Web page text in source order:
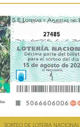
27485
SORTEO DE LOTERIA NACIONAL